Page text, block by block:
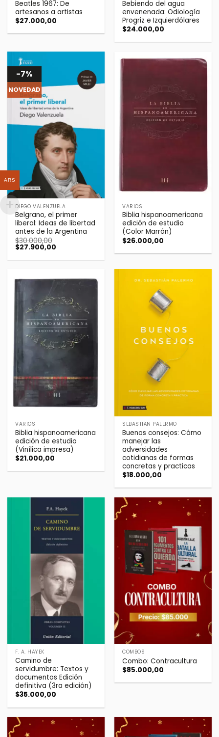
Beatles 1967: De
artesanos a artistas
$27.000,00
Bebiendo del agua
envenenada: Odiología
Progriz e Izquierdólares
$24.000,00
-7%
NOVEDAD
DIEGO VALENZUELA
Belgrano, el primer
liberal: Ideas de libertad
antes de la Argentina
$30.000,00
El
precio
original
$27.900,00
actual
VARIOS
Biblia hispanoamericana
edición de estudio
(Color Marrón)
$26.000,00
VARIOS
Biblia hispanoamericana
edición de estudio
(Vinílica impresa)
$21.000,00
SEBASTIÁN PALERMO
Buenos consejos: Cómo
manejar las
adversidades
cotidianas de formas
concretas y practicas
$18.000,00
F. A. HAYEK
Camino de
servidumbre: Textos y
documentos Edición
definitiva (3ra edición)
$35.000,00
COMBOS
Combo: Contracultura
$85.000,00
ARS